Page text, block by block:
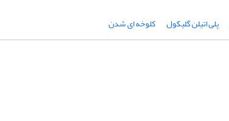
پلی اتیلن گلیکول کلوخه ای شدن